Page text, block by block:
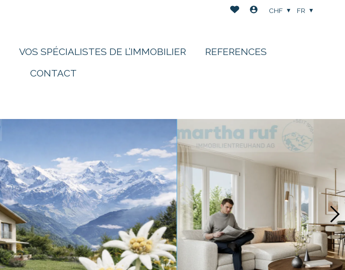
VOS SPÉCIALISTES DE L’IMMOBILIER
REFERENCES
CONTACT
CHF FR